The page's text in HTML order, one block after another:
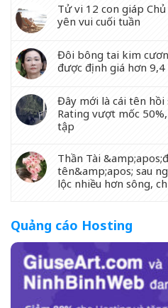
Tử vi 12 con giáp
yên vui cuối tuần
Đôi bông tai kim
được định giá hơn
Đây mới là cái tên hồi
Rating vượt mốc
tập
Thần Tài
tên&amp;apos; sau
lộc nhiều hơn sông,
Quảng cáo Hosting